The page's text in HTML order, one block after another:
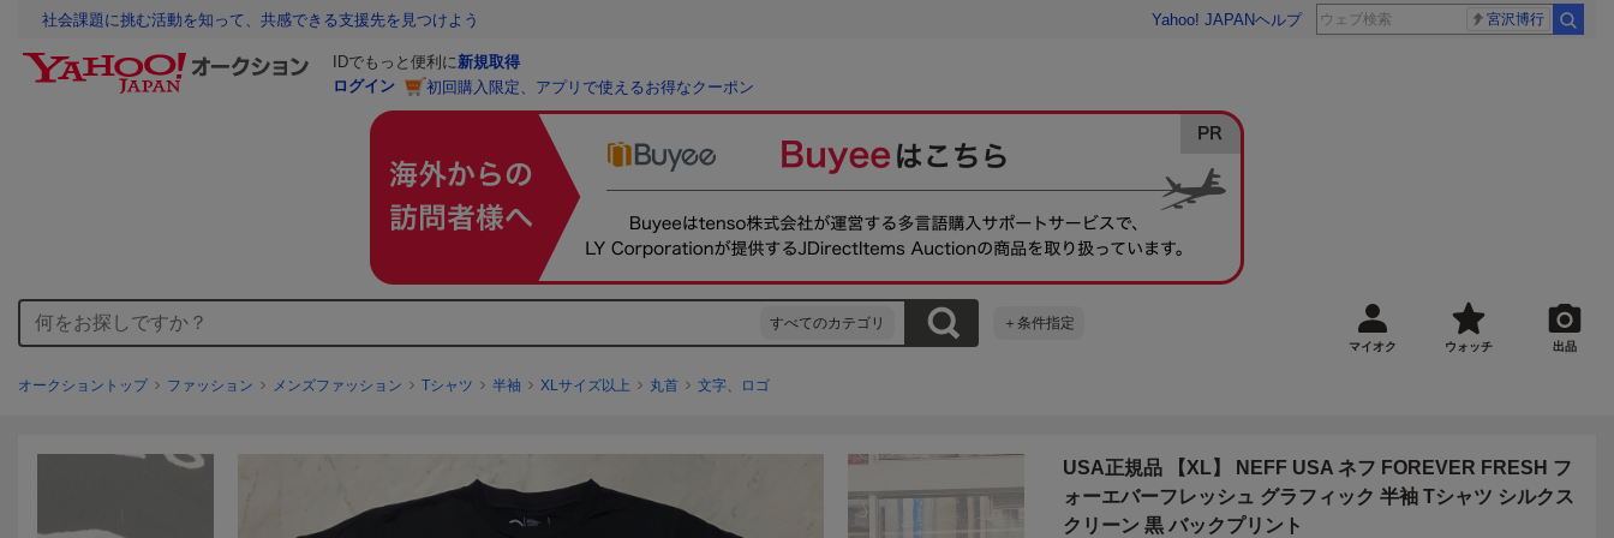
社会課題に挑む活動を知って、共感できる支援先を見つけよう Yahoo! JAPANヘルプ 宮沢博行
IDでもっと便利に新規取得
ログイン
初回購入限定、アプリで使えるお得なクーポン
すべてのカテゴリ ＋条件指定
マイオク ウォッチ 出品
オークショントップ ファッション メンズファッション Tシャツ 半袖 XLサイズ以上 丸首 文字、ロゴ
USA正規品 【XL】 NEFF USA ネフ FOREVER FRESH フ
ォーエバーフレッシュ グラフィック 半袖 Tシャツ シルクス
クリーン 黒 バックプリント